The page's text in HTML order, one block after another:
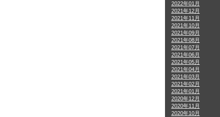
2022年01月
2021年12月
2021年11月
2021年10月
2021年09月
2021年08月
2021年07月
2021年06月
2021年05月
2021年04月
2021年03月
2021年02月
2021年01月
2020年12月
2020年11月
2020年10月